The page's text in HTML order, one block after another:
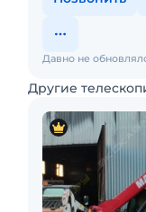
Давно не
Другие